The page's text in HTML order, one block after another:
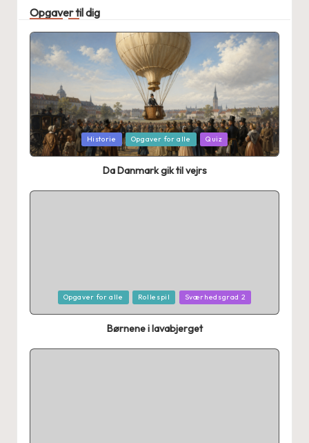
Opgaver til dig
Posted
in
Historie Opgaver for alle Quiz
Da Danmark gik til vejrs
PostedOpgaver for alle Rollespil Sværhedsgrad 2
Børnene i lavabjerget